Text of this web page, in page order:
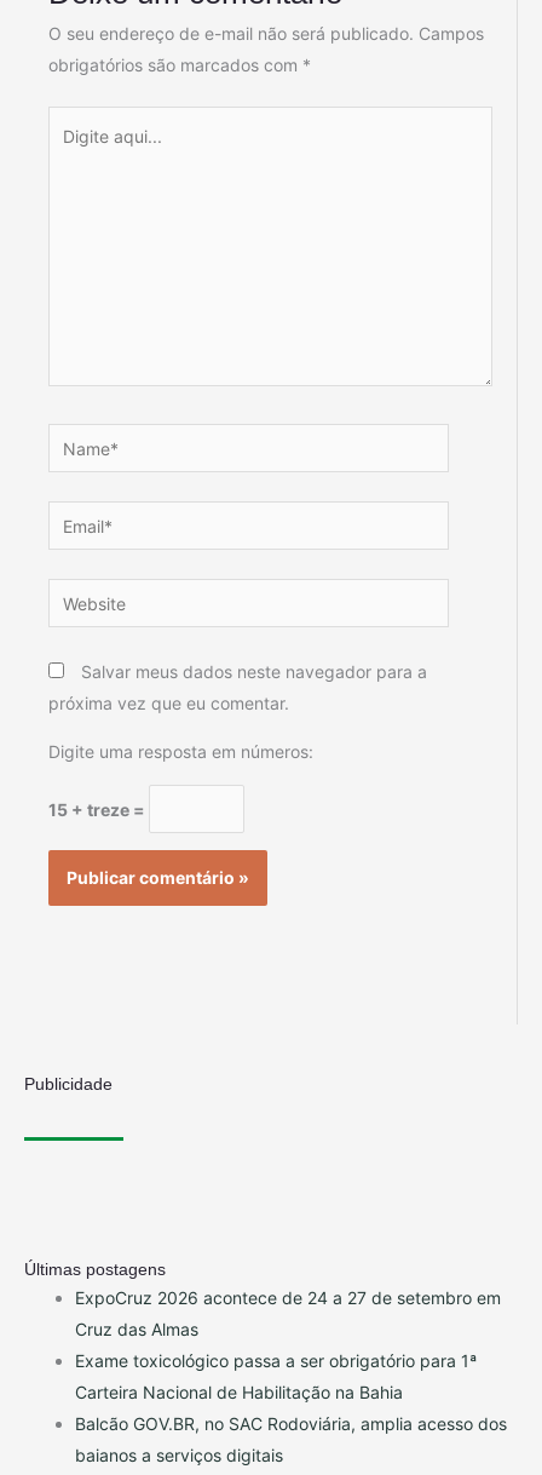
O seu endereço de e-mail não será publicado. Campos
obrigatórios são marcados com *
aqui...
Name*
Email*
Website
Salvar meus dados neste navegador para a
próxima vez que eu comentar.
Digite uma resposta em números:
15 + treze =
Publicidade
Últimas postagens
ExpoCruz 2026 acontece de 24 a 27 de setembro em
Cruz das Almas
Exame toxicológico passa a ser obrigatório para 1ª
Carteira Nacional de Habilitação na Bahia
Balcão GOV.BR, no SAC Rodoviária, amplia acesso dos
baianos a serviços digitais